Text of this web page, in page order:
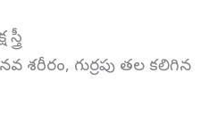
గుర్రపు తల కలిగిన